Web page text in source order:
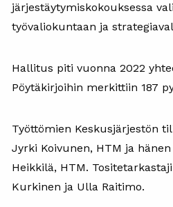
järjestäytymiskokouksessa
työvaliokuntaan ja
Hallitus piti vuonna 2022
Pöytäkirjoihin merkittiin 187
Työttömien Keskusjärjestön
Jyrki Koivunen, HTM ja
Heikkilä, HTM.
Kurkinen ja Ulla Raitimo.